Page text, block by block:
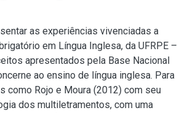
as experiências vivenciadas a
em Língua Inglesa, da UFRPE –
apresentados pela Base Nacional
ao ensino de língua inglesa. Para
como Rojo e Moura (2012) com seu
dos multiletramentos, com uma